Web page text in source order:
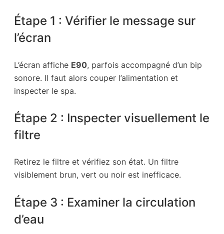
Étape 1 : Vérifier le message sur
l’écran
L’écran affiche E90, parfois accompagné d’un bip
sonore. Il faut alors couper l’alimentation et
inspecter le spa.
Étape 2 : Inspecter visuellement le
filtre
Retirez le filtre et vérifiez son état. Un filtre
visiblement brun, vert ou noir est inefficace.
Étape 3 : Examiner la circulation
d’eau